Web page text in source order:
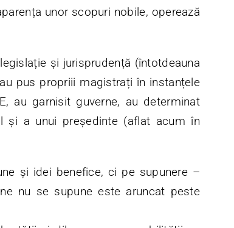
unor scopuri nobile, operează
și jurisprudență (întotdeauna
pus propriii magistrați în instanțele
au garnisit guverne, au determinat
și a unui președinte (aflat acum în
și idei benefice, ci pe supunere –
nu se supune este aruncat peste